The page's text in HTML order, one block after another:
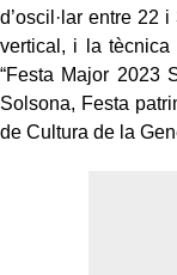
d’oscil·lar entre 22
vertical, i la tècnica
“Festa Major 2023
Solsona, Festa
de Cultura de la